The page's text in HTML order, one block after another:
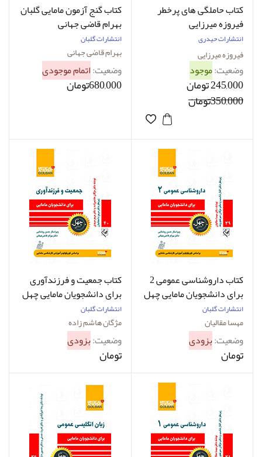
کتاب حاملگی های پرخطر
فیروزه میرزایی
انتشارات حیدری
فیروزه میرزایی
وضعیت:موجود
245,000 تومان
350,000تومان
کتاب گنج آزمون مامایی گلبان
بهرام قاضی جهانی
انتشارات گلبان
بهرام قاضی جهانی
وضعیت:اتمام موجودی
680,000تومان
کتاب داروشناسی عمومی 2
برای دانشجویان مامایی چهل
کتاب مامایی 39 مهسا مقالیان
انتشارات گلبان
مهسا مقالیان
وضعیت:بزودی
تومان
کتاب جمعیت و فرزندآوری
برای دانشجویان مامایی چهل
زاده
انتشارات گلبان
مژگان هاشم زاده
وضعیت:بزودی
تومان